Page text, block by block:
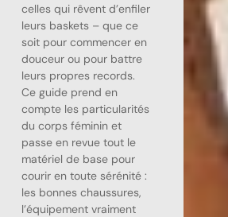
celles qui rêvent d’enfiler
leurs baskets – que ce
soit pour commencer en
douceur ou pour battre
leurs propres records.
Ce guide prend en
compte les particularités
du corps féminin et
passe en revue tout le
matériel de base pour
courir en toute sérénité :
les bonnes chaussures,
l’équipement vraiment